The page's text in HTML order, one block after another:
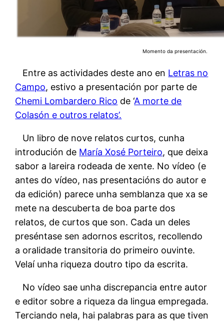
Momento da presentación.
Entre as actividades deste ano en Letras no
Campo, estivo a presentación por parte de
Chemi Lombardero Rico de ‘A morte de
Colasón e outros relatos’.
Un libro de nove relatos curtos, cunha
introdución de María Xosé Porteiro, que deixa
sabor a lareira rodeada de xente. No vídeo (e
antes do vídeo, nas presentacións do autor e
da edición) parece unha semblanza que xa se
mete na descuberta de boa parte dos
relatos, de curtos que son. Cada un deles
preséntase sen adornos escritos, recollendo
a oralidade transitoria do primeiro ouvinte.
Velaí unha riqueza doutro tipo da escrita.
No vídeo sae unha discrepancia entre autor
e editor sobre a riqueza da lingua empregada.
Terciando nela, hai palabras para as que tiven